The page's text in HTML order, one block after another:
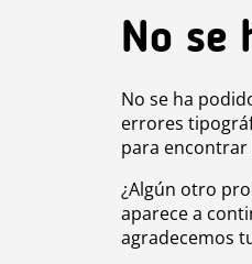
No se
No se ha
errores
para encontrar
¿Algún otro
aparece a
agradecemos